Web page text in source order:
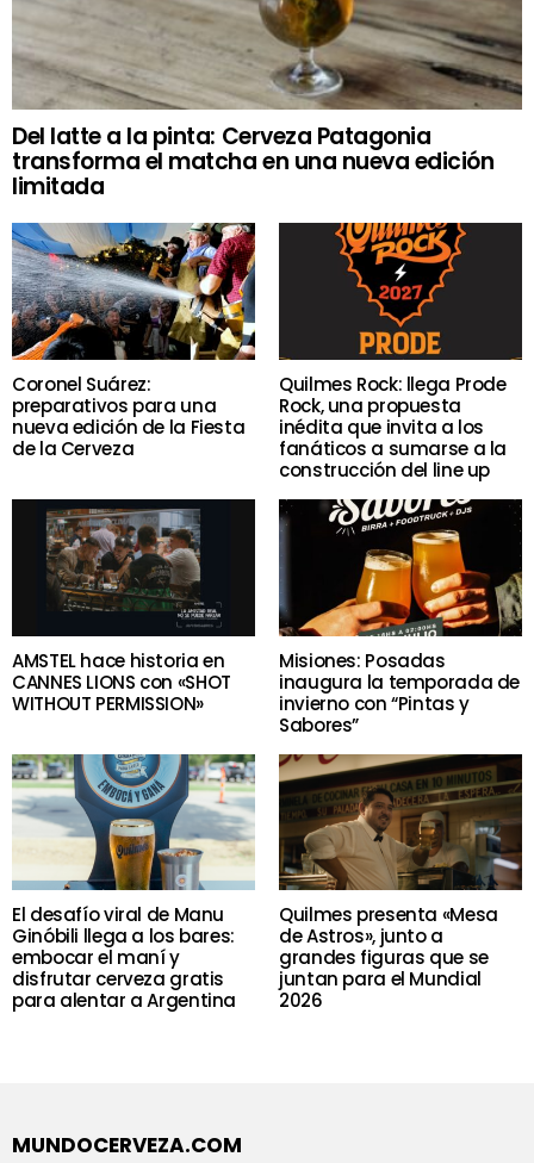
Del latte a la pinta: Cerveza Patagonia
transforma el matcha en una nueva edición
limitada
Coronel Suárez:
preparativos para una
nueva edición de la Fiesta
de la Cerveza
Quilmes Rock: llega Prode
Rock, una propuesta
inédita que invita a los
fanáticos a sumarse a la
construcción del line up
AMSTEL hace historia en
CANNES LIONS con «SHOT
WITHOUT PERMISSION»
Misiones: Posadas
inaugura la temporada de
invierno con “Pintas y
Sabores”
El desafío viral de Manu
Ginóbili llega a los bares:
embocar el maní y
disfrutar cerveza gratis
para alentar a Argentina
Quilmes presenta «Mesa
de Astros», junto a
grandes figuras que se
juntan para el Mundial
2026
MUNDOCERVEZA.COM